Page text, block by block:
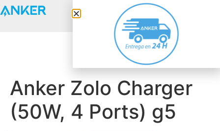
Anker Zolo Charger
(50W, 4 Ports) g5